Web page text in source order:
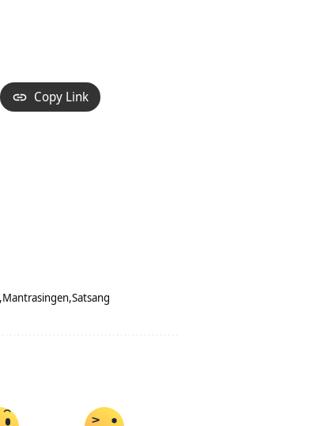
Copy Link
Mantrasingen Satsang